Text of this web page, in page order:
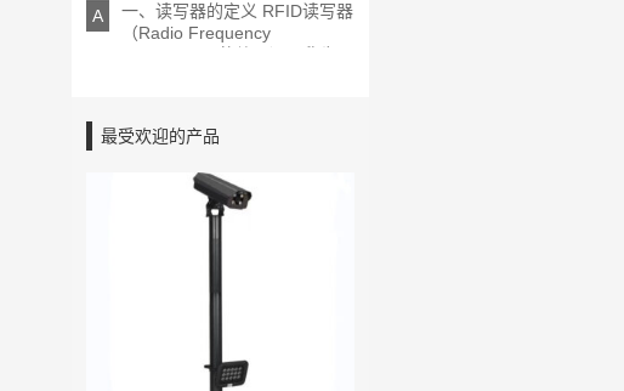
A
一、读写器的定义 RFID读写器
（Radio Frequency
最受欢迎的产品